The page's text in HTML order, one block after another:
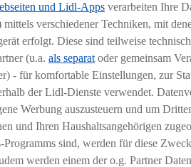
du die Ausbildung
als Filial-Führungskraft dein
der Pike auf kennen und
beim Kassieren: Du packst an
du bald deine erste eigene
Schulungen und
und Lidl-Apps verarbeiten Ihre
verschiedener Techniken, mit
erfolgt. Diese sind teilweise
(u.a. als separat oder gemeinsam
- für komfortable Einstellungen, zur
der Lidl-Dienste verwendet.
Werbung auszusteuern und um
und Ihren Haushaltsangehörigen
sind, werden für diese
werden einem der o.g. Partner